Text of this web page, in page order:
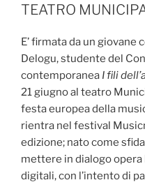
TEATRO
E’ firmata da un
Delogu, studente del
contemporanea I fili
21 giugno al teatro
festa europea della
rientra nel festival
edizione; nato come
mettere in dialogo opera
digitali, con l’intento di